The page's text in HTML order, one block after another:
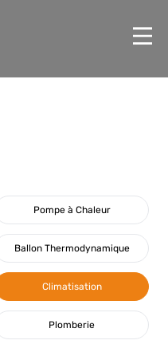
Pompe à Chaleur
Ballon Thermodynamique
Climatisation
Plomberie